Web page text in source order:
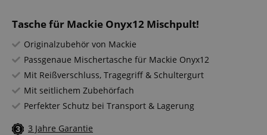
Tasche für Mackie Onyx12 Mischpult!
Originalzubehör von Mackie
Passgenaue Mischertasche für Mackie Onyx12
Mit Reißverschluss, Tragegriff & Schultergurt
Mit seitlichem Zubehörfach
Perfekter Schutz bei Transport & Lagerung
3 Jahre Garantie